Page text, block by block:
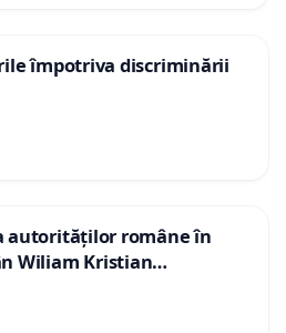
împotriva discriminării
autorităților române în
Wiliam Kristian
în Danemarca de